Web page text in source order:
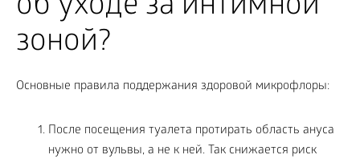
об уходе за интимной
зоной?
Основные правила поддержания здоровой микрофлоры:
После посещения туалета протирать область ануса
нужно от вульвы, а не к ней. Так снижается риск